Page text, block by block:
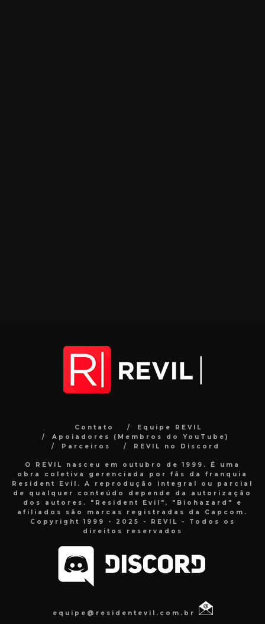
Contato
Equipe REVIL
Apoiadores (Membros do YouTube)
Parceiros
REVIL no Discord
O REVIL nasceu em outubro de 1999. É uma
obra coletiva gerenciada por fãs da franquia
Resident Evil. A reprodução integral ou parcial
de qualquer conteúdo depende da autorização
dos autores. "Resident Evil", "Biohazard" e
afiliados são marcas registradas da Capcom.
Copyright 1999 - 2025 - REVIL - Todos os
direitos reservados
equipe@residentevil.com.br